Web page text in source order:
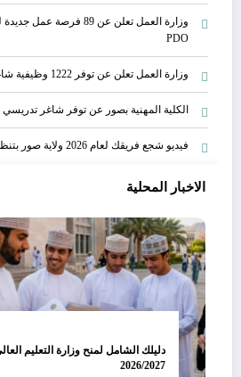
وزارة العمل تعلن عن 89
PDO
وزارة العمل تعلن عن توفر 1222 وظيفية شاغرة لعام 2026
الكلية المهنية بصور عن توفر شاغر تدريسي 2026
فيديو شجع فريقك لعام 2026 ولاية صور بتنظيم نادي صور الرياضي
الاخبار المحلية
دليلك الشامل لمنح وزارة التعليم
2026/2027